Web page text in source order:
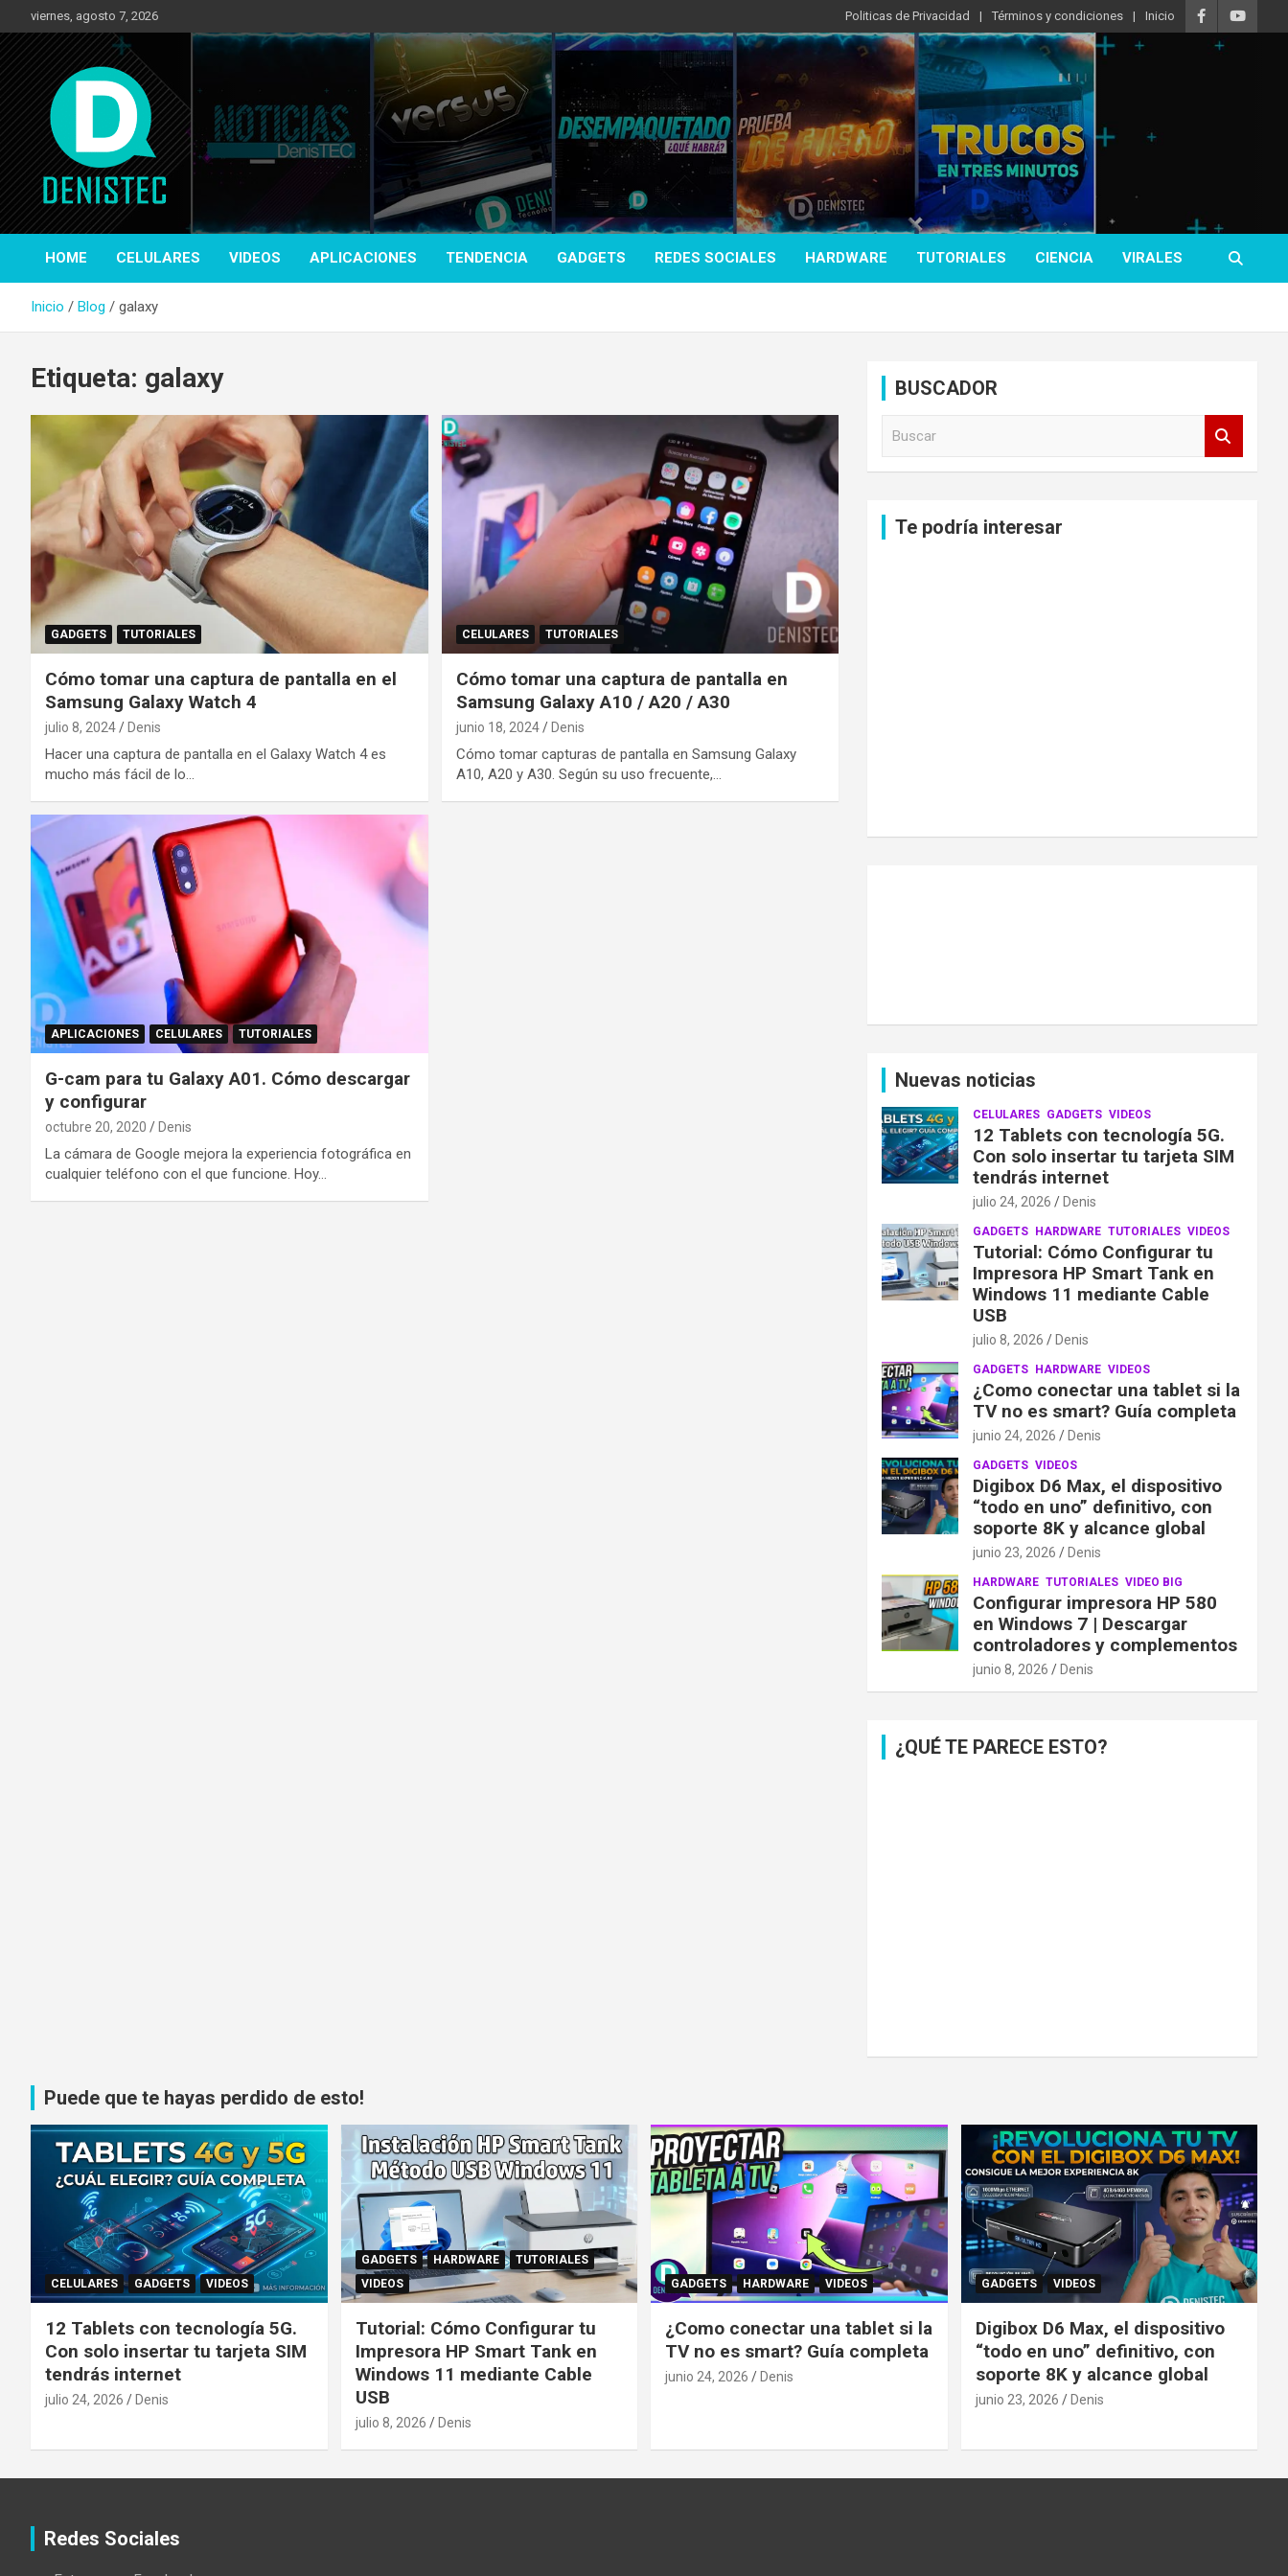
al
contenido
viernes, agosto 7, 2026 Politicas de Privacidad Términos y condiciones Inicio
DenisTec
Tecnología y más!
HOME CELULARES VIDEOS APLICACIONES TENDENCIA GADGETS REDES SOCIALES HARDWARE TUTORIALES CIENCIA VIRALES
Inicio Blog galaxy
Etiqueta: galaxy
GADGETS TUTORIALES
Cómo tomar una captura de pantalla en el
Samsung Galaxy Watch 4
julio 8, 2024 Denis
Hacer una captura de pantalla en el Galaxy Watch 4 es
mucho más fácil de lo…
CELULARES TUTORIALES
Cómo tomar una captura de pantalla en
Samsung Galaxy A10 / A20 / A30
junio 18, 2024 Denis
Cómo tomar capturas de pantalla en Samsung Galaxy
A10, A20 y A30. Según su uso frecuente,…
APLICACIONES CELULARES TUTORIALES
G-cam para tu Galaxy A01. Cómo descargar
y configurar
octubre 20, 2020 Denis
La cámara de Google mejora la experiencia fotográfica en
cualquier teléfono con el que funcione. Hoy…
BUSCADOR
Te podría interesar
Nuevas noticias
CELULARES GADGETS VIDEOS
12 Tablets con tecnología 5G.
Con solo insertar tu tarjeta SIM
tendrás internet
julio 24, 2026 Denis
GADGETS HARDWARE TUTORIALES VIDEOS
Tutorial: Cómo Configurar tu
Impresora HP Smart Tank en
Windows 11 mediante Cable
USB
julio 8, 2026 Denis
GADGETS HARDWARE VIDEOS
¿Como conectar una tablet si la
TV no es smart? Guía completa
junio 24, 2026 Denis
GADGETS VIDEOS
Digibox D6 Max, el dispositivo
“todo en uno” definitivo, con
soporte 8K y alcance global
junio 23, 2026 Denis
HARDWARE TUTORIALES VIDEO BIG
Configurar impresora HP 580
en Windows 7 | Descargar
controladores y complementos
junio 8, 2026 Denis
¿QUÉ TE PARECE ESTO?
Puede que te hayas perdido de esto!
CELULARES GADGETS VIDEOS
12 Tablets con tecnología 5G.
Con solo insertar tu tarjeta SIM
tendrás internet
julio 24, 2026 Denis
GADGETS HARDWARE
TUTORIALES
VIDEOS
Tutorial: Cómo Configurar tu
Impresora HP Smart Tank en
Windows 11 mediante Cable
USB
julio 8, 2026 Denis
GADGETS HARDWARE VIDEOS
¿Como conectar una tablet si la
TV no es smart? Guía completa
junio 24, 2026 Denis
GADGETS VIDEOS
Digibox D6 Max, el dispositivo
“todo en uno” definitivo, con
soporte 8K y alcance global
junio 23, 2026 Denis
Redes Sociales